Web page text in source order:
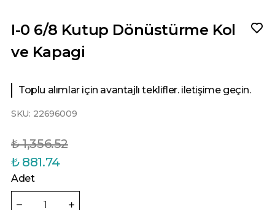
I-0 6/8 Kutup Dönüstürme Kol
ve Kapagi
Toplu alımlar için avantajlı teklifler. iletişime geçin.
SKU: 22696009
₺ 1,356.52
₺ 881.74
Adet